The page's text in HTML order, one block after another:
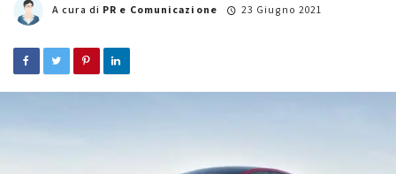
A cura di PR e Comunicazione 23 Giugno 2021